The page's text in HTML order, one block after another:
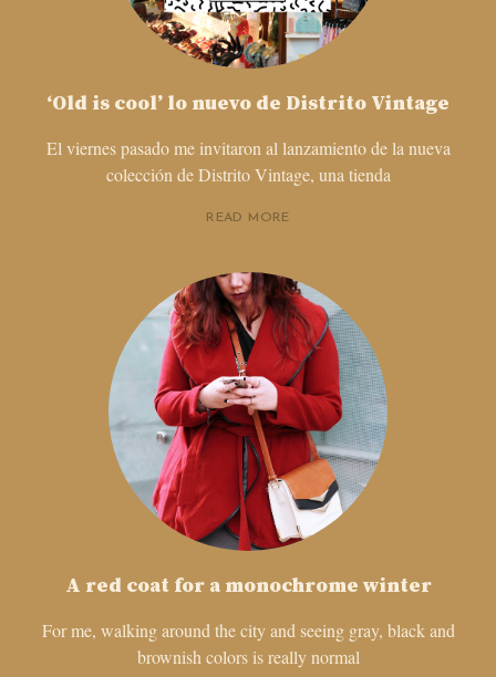
‘Old is cool’ lo nuevo de Distrito Vintage
El viernes pasado me invitaron al lanzamiento de la nueva
colección de Distrito Vintage, una tienda
READ MORE
A red coat for a monochrome winter
For me, walking around the city and seeing gray, black and
brownish colors is really normal